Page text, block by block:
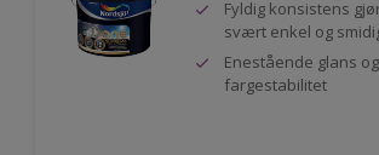
Fyldig konsistens
svært enkel og
Enestående glans og
fargestabilitet